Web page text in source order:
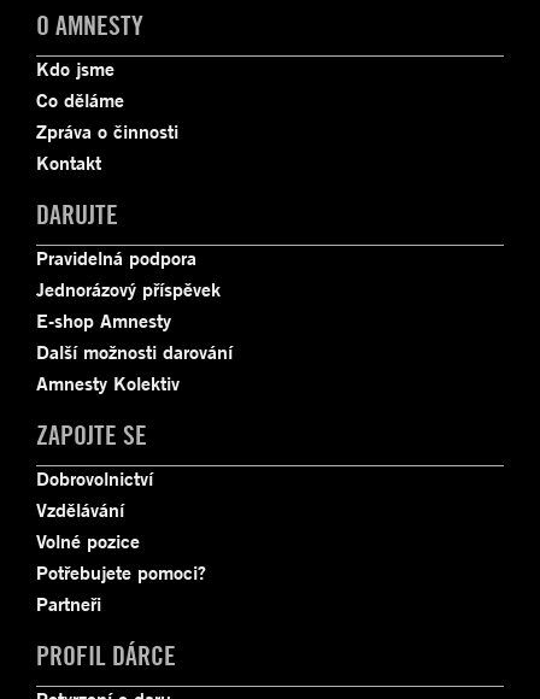
O AMNESTY
Kdo jsme
Co děláme
Zpráva o činnosti
Kontakt
DARUJTE
Pravidelná podpora
Jednorázový příspěvek
E-shop Amnesty
Další možnosti darování
Amnesty Kolektiv
ZAPOJTE SE
Dobrovolnictví
Vzdělávání
Volné pozice
Potřebujete pomoci?
Partneři
PROFIL DÁRCE